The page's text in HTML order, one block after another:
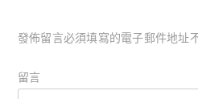
發佈留言必須填寫的電子郵件地址
留言